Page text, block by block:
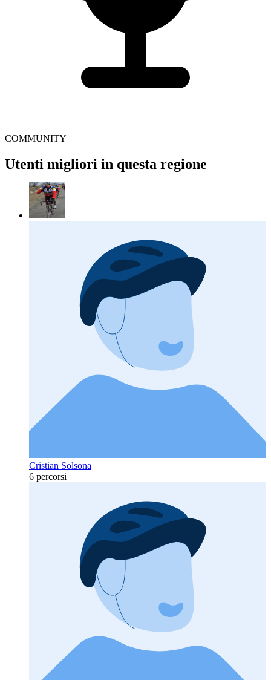
COMMUNITY
Utenti migliori in questa regione
Cristian Solsona
6 percorsi